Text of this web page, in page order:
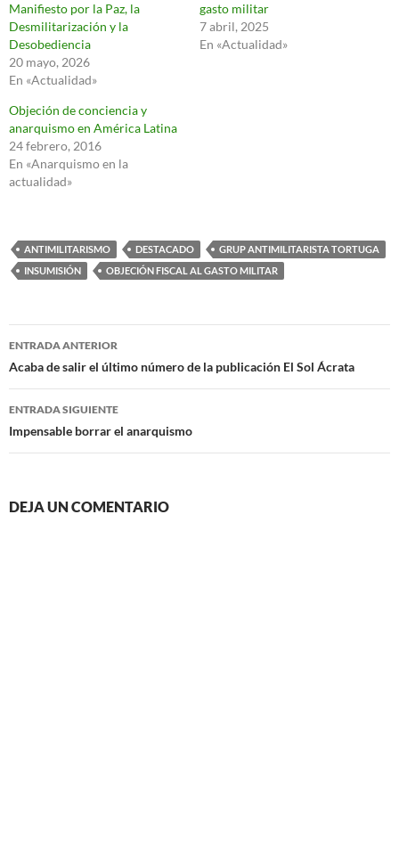
Manifiesto por la Paz, la
Desmilitarización y la
Desobediencia
20 mayo, 2026
En «Actualidad»
gasto militar
7 abril, 2025
En «Actualidad»
Objeción de conciencia y
anarquismo en América Latina
24 febrero, 2016
En «Anarquismo en la
actualidad»
ANTIMILITARISMO DESTACADO
GRUP ANTIMILITARISTA TORTUGA
INSUMISIÓN
OBJECIÓN FISCAL AL GASTO MILITAR
Navegación
de
entradas
ENTRADA ANTERIOR
Acaba de salir el último número de la publicación El Sol Ácrata
ENTRADA SIGUIENTE
Impensable borrar el anarquismo
DEJA UN COMENTARIO